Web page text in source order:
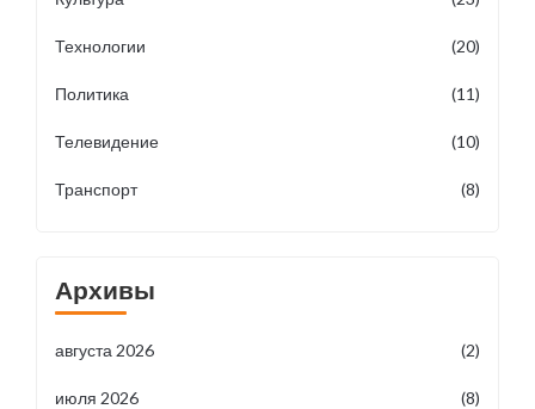
Технологии (20)
Политика (11)
Телевидение (10)
Транспорт (8)
Архивы
августа 2026 (2)
июля 2026 (8)